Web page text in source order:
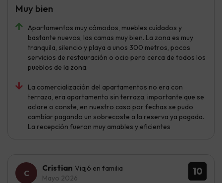
Apartamentos muy cómodos, muebles cuidados y
bastante nuevos, las camas muy bien. La zona es muy
tranquila, silencio y playa a unos 300 metros, pocos
servicios de restauración o ocio pero cerca de todos los
pueblos de la zona.
La comercialización del apartamentos no era con
terraza, era apartamento sin terraza, importante que se
aclare o conste, en nuestro caso por fechas se pudo
cambiar pagando un sobrecoste a la reserva ya pagada.
La recepción fueron muy amables y eficientes
Muy bien
10
Cristian Viajó en familia
Mayo 2026